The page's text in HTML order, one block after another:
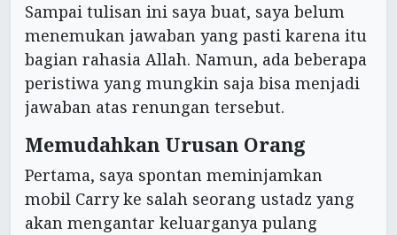
Sampai tulisan ini saya buat, saya belum
menemukan jawaban yang pasti karena itu
bagian rahasia Allah. Namun, ada beberapa
peristiwa yang mungkin saja bisa menjadi
jawaban atas renungan tersebut.
Memudahkan Urusan Orang
Pertama, saya spontan meminjamkan
mobil Carry ke salah seorang ustadz yang
akan mengantar keluarganya pulang